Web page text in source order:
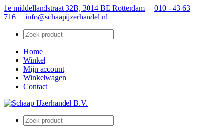
1e middellandstraat 32B, 3014 BE Rotterdam
010 - 43 63
716
info@schaapijzerhandel.nl
Home
Winkel
Mijn account
Winkelwagen
Contact